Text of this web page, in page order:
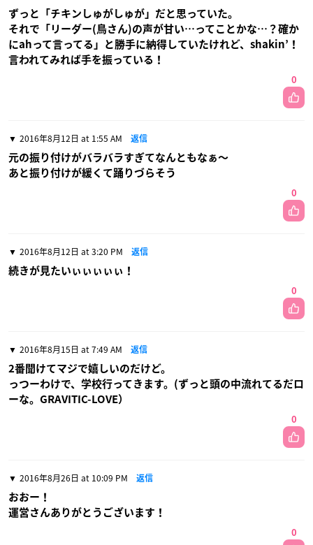
ずっと「チキンしゅがしゅが」だと思っていた。
それで「リーダー(鳥さん)の声が甘い…ってことかな…？確か
にahって言ってる」と勝手に納得していたけれど、shakin’！
言われてみれば手を振っている！
0
2016年8月12日 at 1:55 AM 返信
元の振り付けがバラバラすぎてなんともなぁ〜
あと振り付けが緩くて踊りづらそう
0
2016年8月12日 at 3:20 PM 返信
続きが見たいぃぃぃぃぃ！
0
2016年8月15日 at 7:49 AM 返信
2番聞けてマジで嬉しいのだけど。
っつーわけで、学校行ってきます。(ずっと頭の中流れてるだロ
ーな。GRAVITIC-LOVE）
0
2016年8月26日 at 10:09 PM 返信
おおー！
運営さんありがとうございます！
0